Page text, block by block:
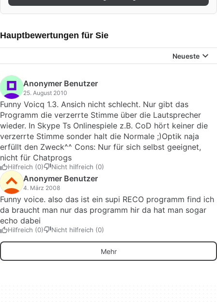
Hauptbewertungen für Sie
Neueste
Anonymer Benutzer
25. August 2010
Funny Voicq 1.3. Ansich nicht schlecht. Nur gibt das
Programm die verzerrte Stimme über die Lautsprecher
wieder. In Skype Ts Onlinespiele z.B. CoD hört keiner die
verzerrte Stimme sonder halt die Normale ;)Optik naja
erfüllt den Zweck^^ Cons: Nur für sich selbst geeignet,
nicht für Chatprogs
Hilfreich (0) Nicht hilfreich (0)
Anonymer Benutzer
4. März 2008
Funny voice. also das ist ein supi RECO programm find ich
da braucht man nur das programm hir da hat man sogar
echo dabei
Hilfreich (0) Nicht hilfreich (0)
Mehr